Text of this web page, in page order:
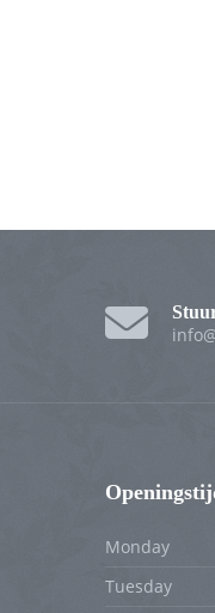
Monday
Tuesday